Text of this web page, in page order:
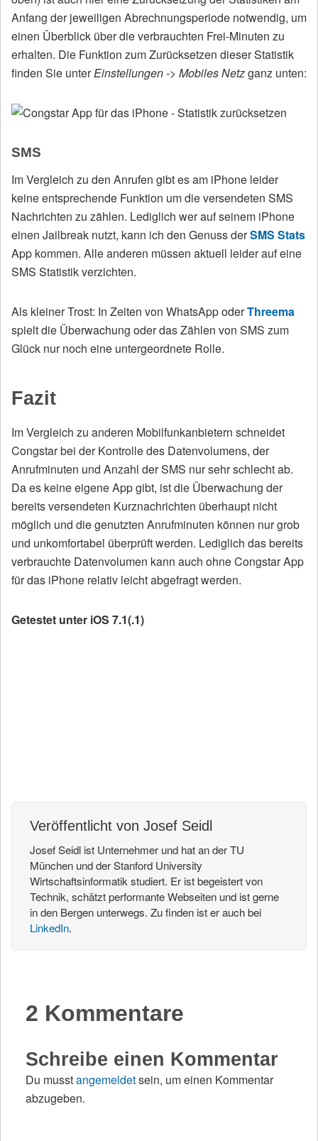
Anfang der jeweiligen Abrechnungsperiode notwendig, um
einen Überblick über die verbrauchten Frei-Minuten zu
erhalten. Die Funktion zum Zurücksetzen dieser Statistik
finden Sie unterEinstellungen -> Mobiles Netzganz unten:
SMS
Im Vergleich zu den Anrufen gibt es am iPhone leider
keine entsprechende Funktion um die versendeten SMS
Nachrichten zu zählen. Lediglich wer auf seinem iPhone
einen Jailbreak nutzt, kann ich den Genuss derSMS Stats
App kommen. Alle anderen müssen aktuell leider auf eine
SMS Statistik verzichten.
Als kleiner Trost: In Zeiten von WhatsApp oderThreema
spielt die Überwachung oder das Zählen von SMS zum
Glück nur noch eine untergeordnete Rolle.
Fazit
Im Vergleich zu anderen Mobilfunkanbietern schneidet
Congstar bei der Kontrolle des Datenvolumens, der
Anrufminuten und Anzahl der SMS nur sehr schlecht ab.
Da es keine eigene App gibt, ist die Überwachung der
bereits versendeten Kurznachrichten überhaupt nicht
möglich und die genutzten Anrufminuten können nur grob
und unkomfortabel überprüft werden. Lediglich das bereits
verbrauchte Datenvolumen kann auch ohne Congstar App
für das iPhone relativ leicht abgefragt werden.
Getestet unter iOS 7.1(.1)
Veröffentlicht von Josef Seidl
Josef Seidl ist Unternehmer und hat an der TU
München und der Stanford University
Wirtschaftsinformatik studiert. Er ist begeistert von
Technik, schätzt performante Webseiten und ist gerne
in den Bergen unterwegs. Zu finden ist er auch bei
LinkedIn.
2 Kommentare
Schreibe einen Kommentar
Du musstangemeldetsein, um einen Kommentar
abzugeben.